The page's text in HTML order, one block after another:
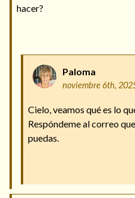
hacer?
Paloma
noviembre 6th,
Cielo, veamos qué es lo
Respóndeme al correo
puedas.